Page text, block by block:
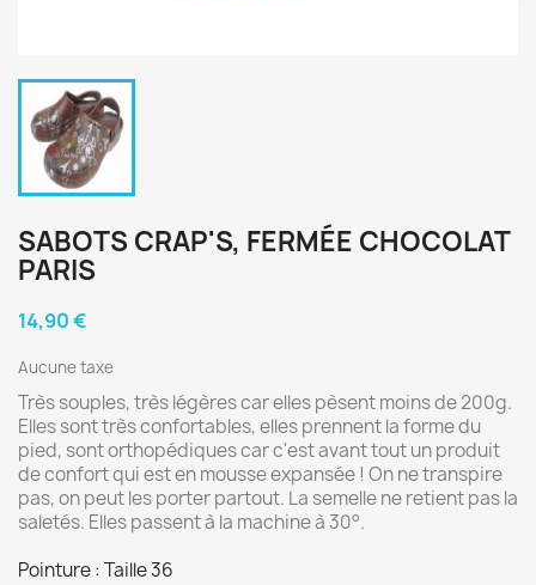
SABOTS CRAP'S, FERMÉE CHOCOLAT
PARIS
14,90 €
Aucune taxe
Très souples, très légères car elles pèsent moins de 200g.
Elles sont très confortables, elles prennent la forme du
pied, sont orthopédiques car c'est avant tout un produit
de confort qui est en mousse expansée ! On ne transpire
pas, on peut les porter partout. La semelle ne retient pas la
saletés. Elles passent à la machine à 30°.
Pointure : Taille 36